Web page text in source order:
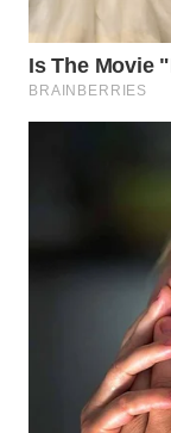
WN
SULSEL
WN
MALUT